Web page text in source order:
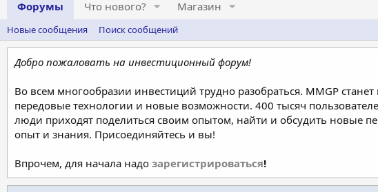
Форумы Что нового? Магазин
Новые сообщения Поиск сообщений
Добро пожаловать на инвестиционный форум!
Во всем многообразии инвестиций трудно разобраться. MMGP
передовые технологии и новые возможности. 400 тысяч
люди приходят поделиться своим опытом, найти и обсудить новые
опыт и знания. Присоединяйтесь и вы!
Впрочем, для начала надо зарегистрироваться!